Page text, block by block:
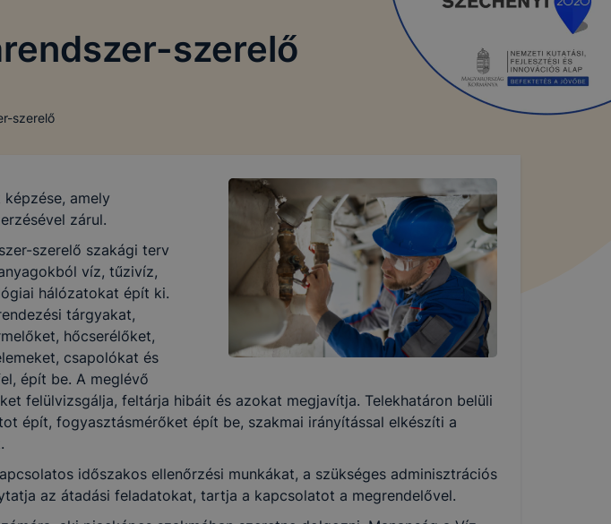
szerelő
szerelő
amely
zárul.
szerelő szakági terv
víz, tűzivíz,
hálózatokat épít ki.
tárgyakat,
hőcserélőket,
csapolókat és
épít be. A meglévő
felülvizsgálja, feltárja hibáit és azokat megjavítja. Telekhatáron belüli
épít, fogyasztásmérőket épít be, szakmai irányítással elkészíti a
időszakos ellenőrzési munkákat, a szükséges adminisztrációs
az átadási feladatokat, tartja a kapcsolatot a megrendelővel.